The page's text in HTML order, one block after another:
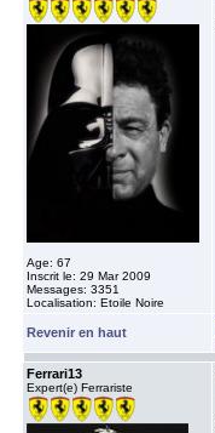
Age: 67
Inscrit le: 29 Mar 2009
Messages: 3351
Localisation: Etoile Noire
Revenir en haut
Ferrari13
Expert(e) Ferrariste